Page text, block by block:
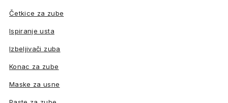
Četkice za zube
Ispiranje usta
Izbeljivači zuba
Konac za zube
Maske za usne